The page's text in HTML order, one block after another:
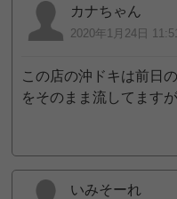
カナちゃん
2020年1月24日
この店の沖ドキは前日
をそのまま流してます
いみそーれ